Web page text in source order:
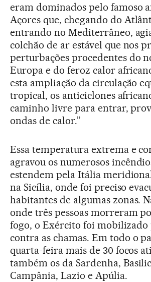
eram dominados pelo famoso
Açores que, chegando do
entrando no Mediterrâneo,
colchão de ar estável que nos
perturbações procedentes do
Europa e do feroz calor
esta ampliação da circulação
tropical, os anticiclones
caminho livre para entrar,
ondas de calor.”
Essa temperatura extrema e
agravou os numerosos
estendem pela Itália
na Sicília, onde foi preciso
habitantes de algumas zonas.
onde três pessoas morreram
fogo, o Exército foi
contra as chamas. Em todo o
quarta-feira mais de 30 focos
também os da Sardenha,
Campânia, Lazio e Apúlia.